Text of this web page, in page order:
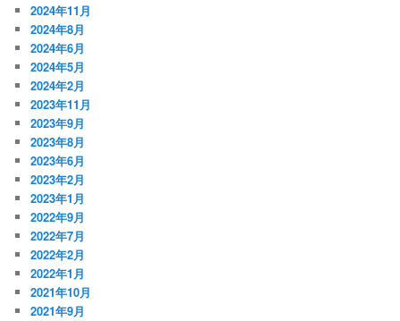
2024年11月
2024年8月
2024年6月
2024年5月
2024年2月
2023年11月
2023年9月
2023年8月
2023年6月
2023年2月
2023年1月
2022年9月
2022年7月
2022年2月
2022年1月
2021年10月
2021年9月